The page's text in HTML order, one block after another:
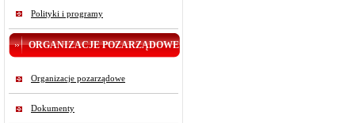
Polityki i programy
ORGANIZACJE POZARZĄDOWE
Organizacje pozarządowe
Dokumenty